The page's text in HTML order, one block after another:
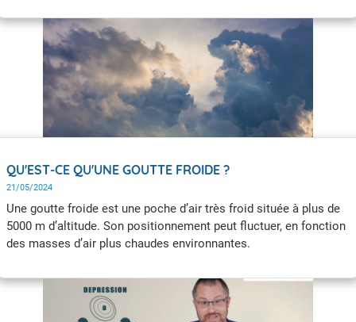
naturelle ou accidentelle. En revanche, il est possible d'estimer
et de prévoir un danger d'avalanche, c'est-à-dire de déterminer
une probabilité de déclenchement et d'identifier les zones les
plus susceptibles d'être touchées.
QU'EST-CE QU'UNE GOUTTE FROIDE ?
21/05/2024
Une goutte froide est une poche d’air très froid située à plus de
5000 m d’altitude. Son positionnement peut fluctuer, en fonction
des masses d’air plus chaudes environnantes.